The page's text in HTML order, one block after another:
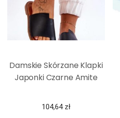
Damskie Skórzane Klapki
Japonki Czarne Amite
104,64 zł